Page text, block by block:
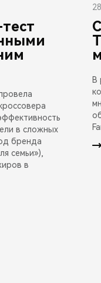
в сложных
бренда
семьи»),
в
В